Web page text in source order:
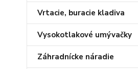
Vrtacie, buracie kladiva
Vysokotlakové umývačky
Záhradnícke náradie